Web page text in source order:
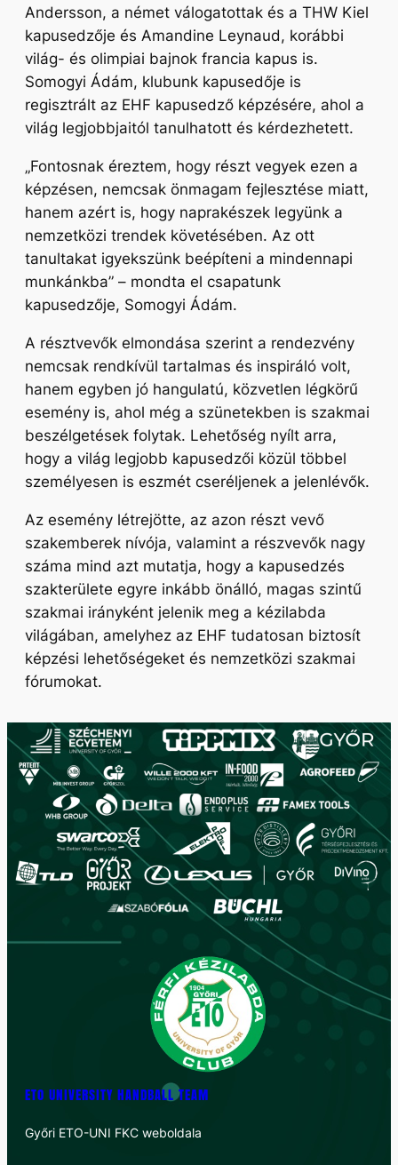
Andersson, a német válogatottak és a THW Kiel
kapusedzője és Amandine Leynaud, korábbi
világ- és olimpiai bajnok francia kapus is.
Somogyi Ádám, klubunk kapusedője is
regisztrált az EHF kapusedző képzésére, ahol a
világ legjobbjaitól tanulhatott és kérdezhetett.
„Fontosnak éreztem, hogy részt vegyek ezen a
képzésen, nemcsak önmagam fejlesztése miatt,
hanem azért is, hogy naprakészek legyünk a
nemzetközi trendek követésében. Az ott
tanultakat igyekszünk beépíteni a mindennapi
munkánkba” – mondta el csapatunk
kapusedzője, Somogyi Ádám.
A résztvevők elmondása szerint a rendezvény
nemcsak rendkívül tartalmas és inspiráló volt,
hanem egyben jó hangulatú, közvetlen légkörű
esemény is, ahol még a szünetekben is szakmai
beszélgetések folytak. Lehetőség nyílt arra,
hogy a világ legjobb kapusedzői közül többel
személyesen is eszmét cseréljenek a jelenlévők.
Az esemény létrejötte, az azon részt vevő
szakemberek nívója, valamint a részvevők nagy
száma mind azt mutatja, hogy a kapusedzés
szakterülete egyre inkább önálló, magas szintű
szakmai irányként jelenik meg a kézilabda
világában, amelyhez az EHF tudatosan biztosít
képzési lehetőségeket és nemzetközi szakmai
fórumokat.
ETO UNIVERSITY HANDBALL TEAM
Győri ETO-UNI FKC weboldala